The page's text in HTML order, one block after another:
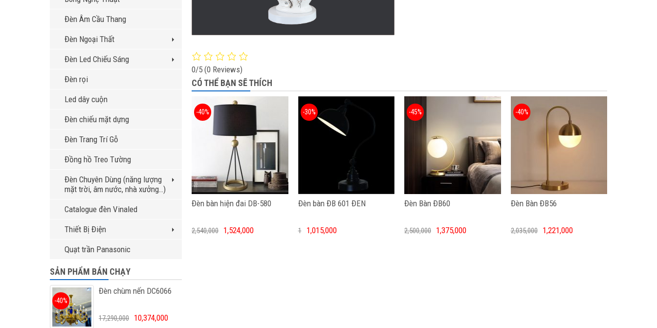
0/5 (0 Reviews)
CÓ THỂ BẠN SẼ THÍCH
Đèn bàn hiện đai DB-580
-40%
2,540,000 1,524,000
Đèn bàn ĐB 601 ĐEN
-30%
1 1,015,000
Đèn Bàn ĐB60
-45%
2,500,000 1,375,000
Đèn Bàn ĐB56
-40%
2,035,000 1,221,000
Đèn Âm Cầu Thang
Đèn Ngoại Thất
Đèn Led Chiếu Sáng
Đèn rọi
Led dây cuộn
Đèn chiếu mặt dựng
Đèn Trang Trí Gỗ
Đồng hồ Treo Tường
Đèn Chuyên Dùng (năng lượng
mặt trời, âm nước, nhà xưởng…)
Catalogue đèn Vinaled
Thiết Bị Điện
Quạt trần Panasonic
SẢN PHẨM BÁN CHẠY
Đèn chùm nến DC6066
-40%
17,290,000 10,374,000